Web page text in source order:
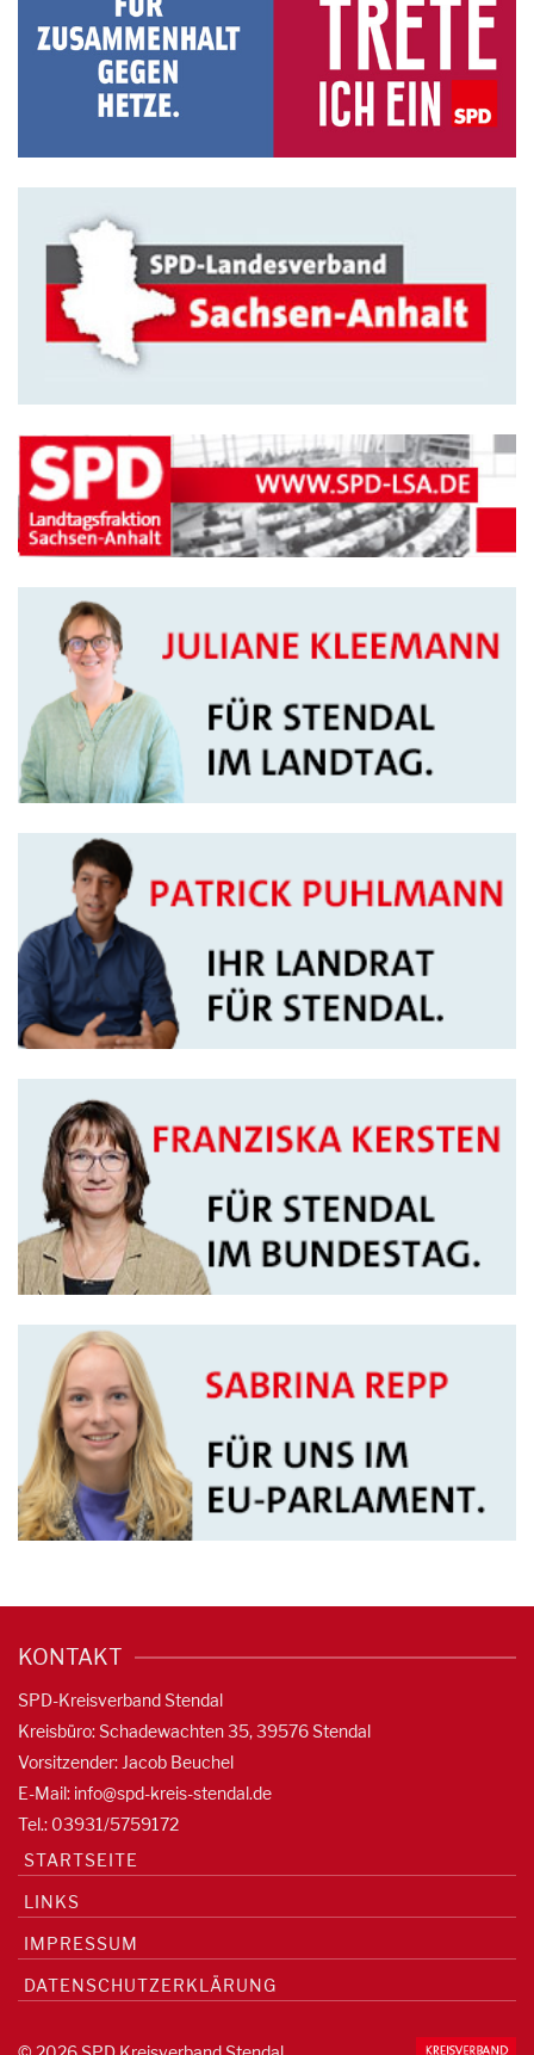
KONTAKT
SPD-Kreisverband Stendal
Kreisbüro: Schadewachten 35, 39576 Stendal
Vorsitzender: Jacob Beuchel
E-Mail: info@spd-kreis-stendal.de
Tel.: 03931/5759172
STARTSEITE
LINKS
IMPRESSUM
DATENSCHUTZERKLÄRUNG